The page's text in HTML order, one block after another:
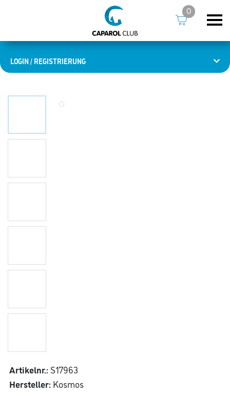
LOGIN / REGISTRIERUNG
0
Artikelnr.: S17963
Hersteller: Kosmos